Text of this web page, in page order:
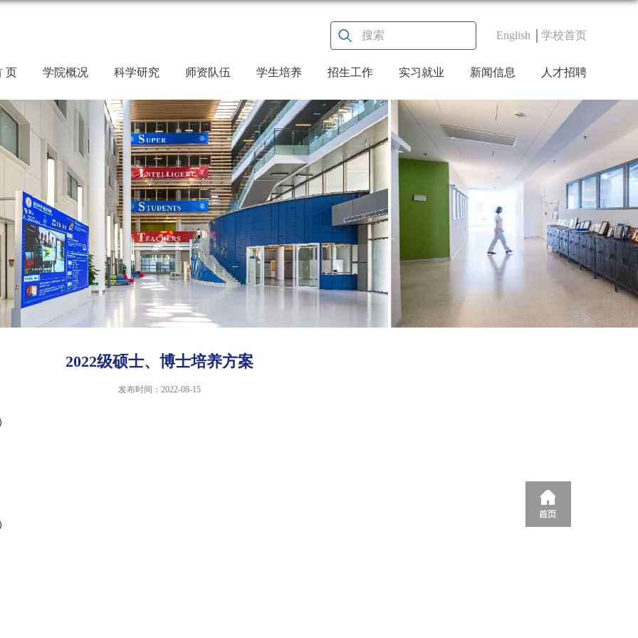
English 学校首页
页 学院概况 科学研究 师资队伍 学生培养 招生工作 实习就业 新闻信息 人才招聘
2022级硕士、博士培养方案
发布时间：2022-08-15